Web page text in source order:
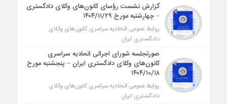
گزارش نشست رؤسای کانون‌های وکلای دادگستری
– چهارشنبه مورخ ۱۴۰۴/۱۱/۲۹
روابط عمومی اتحادیه سراسری کانون‌های وکلای
دادگستری ایران
صورتجلسه شورای اجرائی اتحادیه سراسری
کانون‌های وکلای دادگستری ایران – پنجشنبه مورخ
۱۴۰۴/۱۰/۱۸
روابط عمومی اتحادیه سراسری کانون‌های وکلای
دادگستری ایران